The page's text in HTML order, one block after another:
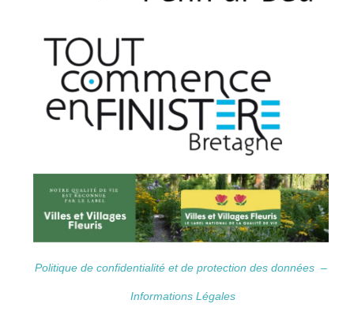
Politique de confidentialité et de protection des données –
Informations Légales